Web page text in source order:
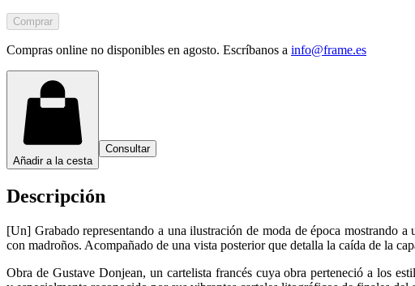
Comprar
Compras online no disponibles en agosto. Escríbanos a info@frame.es
Añadir a la cesta
Consultar
Descripción
[Un] Grabado representando a una ilustración de moda de época mostrando
con madroños. Acompañado de una vista posterior que detalla la caída de la
Obra de Gustave Donjean, un cartelista francés cuya obra perteneció a los